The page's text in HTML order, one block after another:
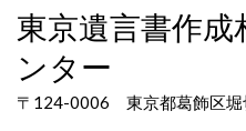
東京遺言書作
ンター
〒124-0006 東京都葛飾区堀